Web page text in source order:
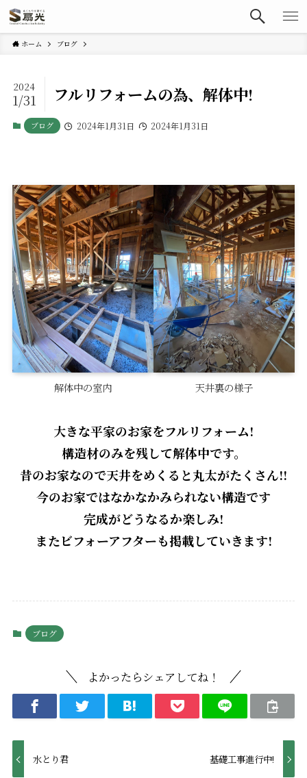
ホーム ブログ
フルリフォームの為、解体中!
2024
1/31
ブログ 2024年1月31日 2024年1月31日
解体中の室内 天井裏の様子
大きな平家のお家をフルリフォーム!
構造材のみを残して解体中です。
昔のお家なので天井をめくると丸太がたくさん!!
今のお家ではなかなかみられない構造です
完成がどうなるか楽しみ!
またビフォーアフターも掲載していきます!
ブログ
よかったらシェアしてね！
水とり君 基礎工事進行中!